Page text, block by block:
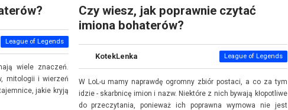
League of Legends
wiele znaczeń.
mitologii i wierzeń
jakie kryją
Czy wiesz, jak poprawnie czytać
imiona bohaterów?
KotekLenka League of Legends
W LoL-u mamy naprawdę ogromny zbiór postaci, a co za tym
idzie - skarbnicę imion i nazw. Niektóre z nich bywają kłopotliwe
do przeczytania, ponieważ ich poprawna wymowa nie jest